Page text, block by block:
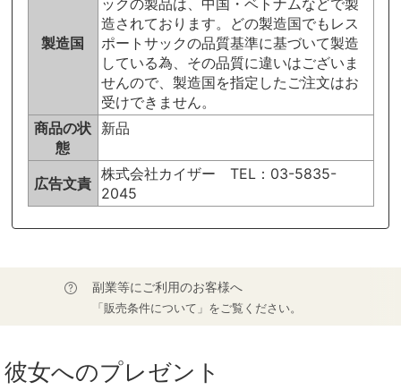
製造国
造されております。どの製造国でもレス
ポートサックの品質基準に基づいて製造
している為、その品質に違いはございま
せんので、製造国を指定したご注文はお
受けできません。
商品の状
態
新品
広告文責
株式会社カイザー TEL：03-5835-
2045
副業等にご利用のお客様へ
「販売条件について」をご覧ください。
彼女へのプレゼント